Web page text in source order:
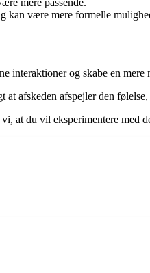
mere passende.
kan være mere formelle
og skabe en
afskeden afspejler den
at du vil eksperimentere med